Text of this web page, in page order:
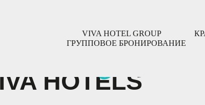
VIVA HOTEL GROUP
ГРУППОВОЕ БРОНИРОВАНИЕ
HOTELS
group